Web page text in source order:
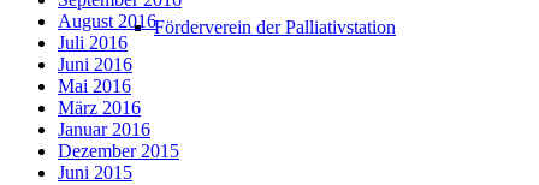
Förderverein der Palliativstation
August 2016
Juli 2016
Juni 2016
Mai 2016
März 2016
Januar 2016
Dezember 2015
Juni 2015